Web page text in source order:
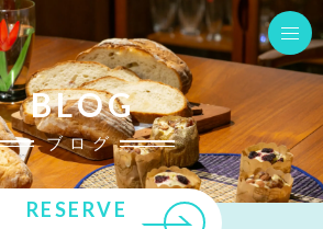
BLOG
ブログ
RESERVE